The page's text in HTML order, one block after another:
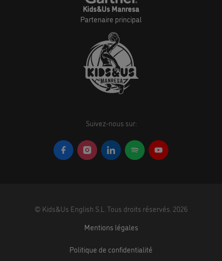
Kids&Us Manresa
Partenaire principal
Suivez-nous sur:
© Kids&Us English S.L. Tous droits réservés. 2026
Mentions légales
Politique de confidentialité